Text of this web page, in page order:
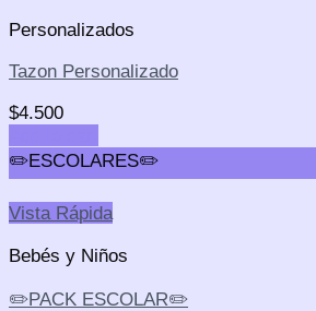
Personalizados
Tazon Personalizado
$4.500
✏️ESCOLARES✏️
Vista Rápida
Bebés y Niños
✏️PACK ESCOLAR✏️